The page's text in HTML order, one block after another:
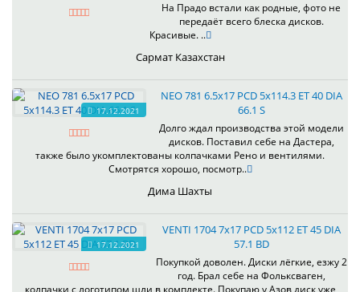
На Прадо встали как родные, фото не
передаёт всего блеска дисков.
Красивые. ..
Сармат Казахстан
17.12.2021
NEO 781 6.5x17 PCD 5x114.3 ET 40 DIA
66.1 S
Долго ждал производства этой модели
дисков. Поставил себе на Дастера,
также было укомплектованы колпачками Рено и вентилями.
Смотрятся хорошо, посмотр..
Дима Шахты
17.12.2021
VENTI 1704 7x17 PCD 5x112 ET 45 DIA
57.1 BD
Покупкой доволен. Диски лёгкие, езжу 2
год. Брал себе на Фольксваген,
колпачки с логотипом шли в комплекте. Покупаю у Азов диск уже